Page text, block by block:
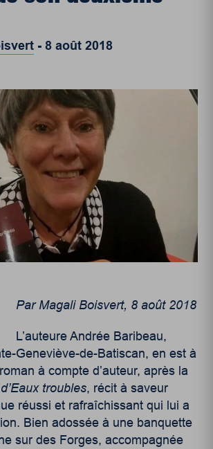
-8 août 2018
Par Magali Boisvert, 8 août 2018
L’auteure Andrée Baribeau,
Geneviève-de-Batiscan, en est à
à compte d’auteur, après la
d’Eaux troubles, récit à saveur
réussi et rafraîchissant qui lui a
Bien adossée à une banquette
sur des Forges, accompagnée